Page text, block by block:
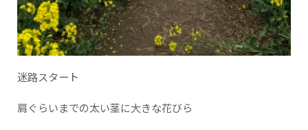
迷路スタート
肩ぐらいまでの太い茎に大きな花びら